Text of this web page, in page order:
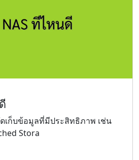
เก็บข้อมูลที่มีประสิทธิภาพ เช่น
Stora